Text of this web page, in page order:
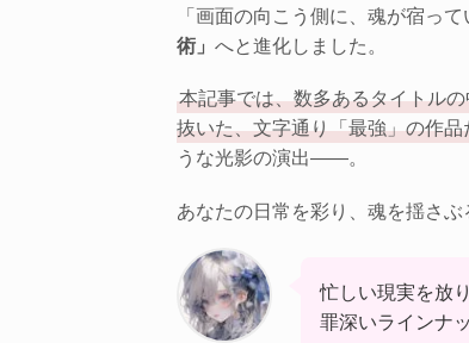
「画面の向こう側に、魂が宿っ
術」 へと進化しました。
本記事では、数多あるタイトル
抜いた、文字通り「最強」の作
うな光影の演出――。
あなたの日常を彩り、魂を揺さ
忙しい現実を放
罪深いラインナ